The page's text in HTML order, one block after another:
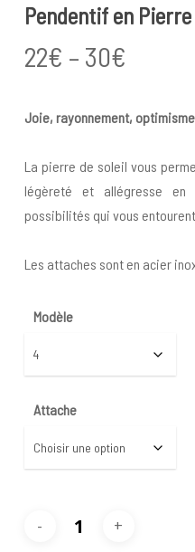
Pendentif en
22€ – 30€
22€
through
30€
Joie, rayonnement, optimisme
La pierre de soleil vous
légèreté et allégresse
possibilités qui vous
Les attaches sont en acier
Modèle
Attache